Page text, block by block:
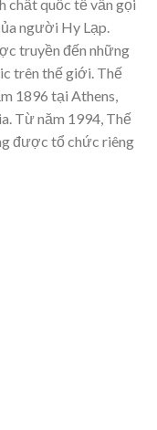
chất quốc tế vẫn gọi
người Hy Lạp.
truyền đến những
trên thế giới. Thế
1896 tại Athens,
Từ năm 1994, Thế
được tổ chức riêng